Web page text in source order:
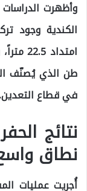
طن الذي يُصنّف
في قطاع
نتائج
نطاق